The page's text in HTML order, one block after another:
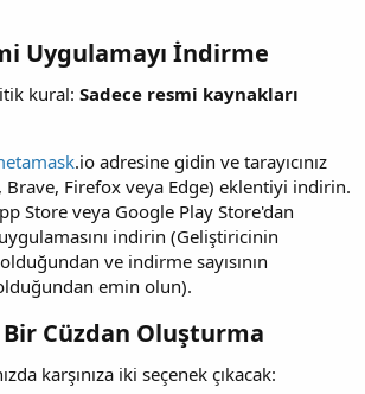
Uygulamayı İndirme​
kural: Sadece resmi kaynakları
.io adresine gidin ve tarayıcınız
Brave, Firefox veya Edge) eklentiyi indirin.
Store veya Google Play Store'dan
indirin (Geliştiricinin
ve indirme sayısının
emin olun).
Bir Cüzdan Oluşturma​
karşınıza iki seçenek çıkacak: